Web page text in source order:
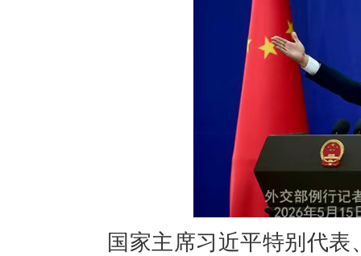
国家主席习近平特别代